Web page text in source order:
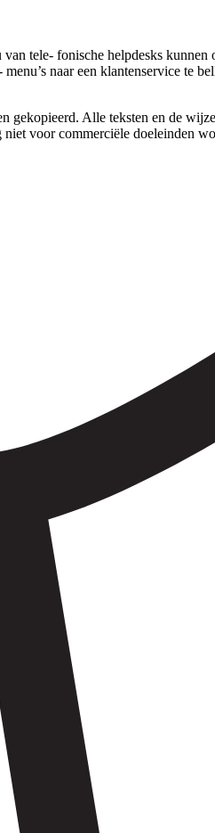
tele- fonische helpdesks
naar een klantenservice te
Alle teksten en de
voor commerciële doeleinden